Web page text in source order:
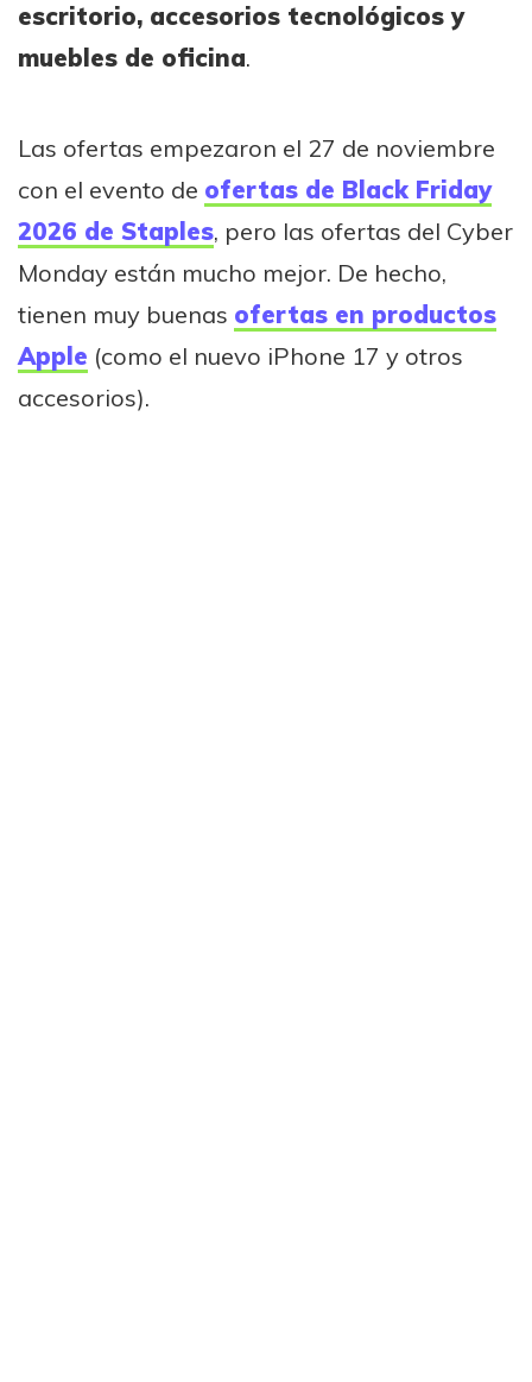
escritorio, accesorios tecnológicos y
muebles de oficina.
Las ofertas empezaron el 27 de noviembre
con el evento de ofertas de Black Friday
2026 de Staples, pero las ofertas del Cyber
Monday están mucho mejor. De hecho,
tienen muy buenas ofertas en productos
Apple (como el nuevo iPhone 17 y otros
accesorios).